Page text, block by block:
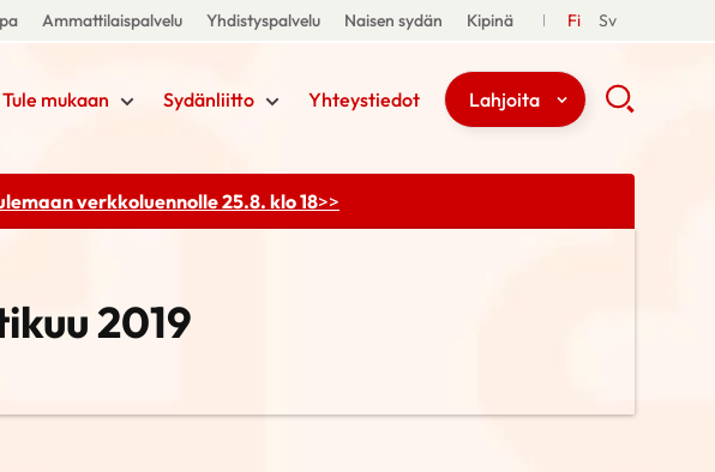
Ammattilaispalvelu Yhdistyspalvelu Naisen sydän Kipinä Fi Sv
Tule mukaan Sydänliitto Yhteystiedot Lahjoita
verkkoluennolle 25.8. klo 18>>
2019